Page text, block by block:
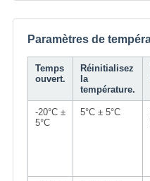
Paramètres de
Temps
ouvert.
Réinitialisez
la
température.
-20°C ±
5°C
5°C ± 5°C